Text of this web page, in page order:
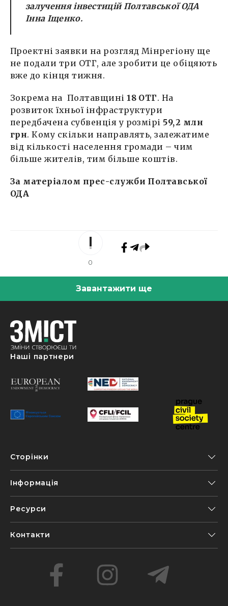
залучення інвестицій Полтавської ОДА
Інна Іщенко.
Проектні заявки на розгляд Мінрегіону ще
не подали три ОТГ, але зробити це обіцяють
вже до кінця тижня.
Зокрема на Полтавщині18 ОТГ. На
розвиток їхньої інфраструктури
передбачена субвенція у розмірі 59,2 млн
грн. Кому скільки направлять, залежатиме
від кількості населення громади – чим
більше жителів, тим більше коштів.
За матеріалом прес-служби Полтавської
ОДА
0
Завантажити ще
Наші партнери
Сторінки
Інформація
Ресурси
Контакти